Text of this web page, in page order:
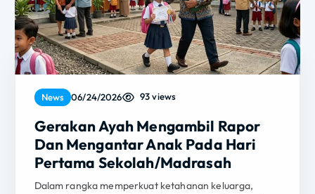
News 06/24/2026 93 views
Gerakan Ayah Mengambil Rapor
Dan Mengantar Anak Pada Hari
Pertama Sekolah/Madrasah
Dalam rangka memperkuat ketahanan keluarga,